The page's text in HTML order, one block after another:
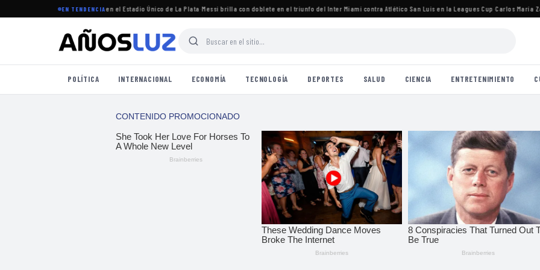
EN TENDENCIA
Clausura 2026 se jugará en el Estadio Único de La Plata·Messi brilla con doblete en el triunfo del Inter Miami contra Atlético San Luis en la Leagues Cup ·Carlos María
POLÍTICA INTERNACIONAL ECONOMÍA TECNOLOGÍA DEPORTES SALUD CIENCIA ENTRETENIMIENTO